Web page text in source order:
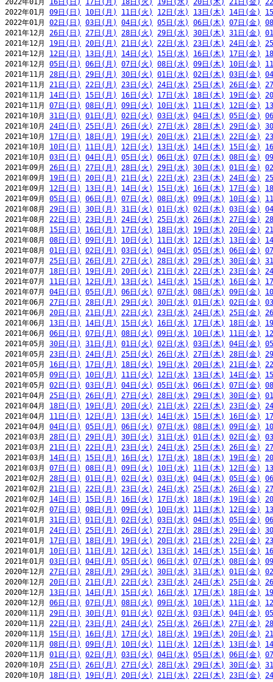
2022年01月 16日(日) 17日(月) 18日(火) 19日(水) 20日(木) 21日(金)
2022年01月 09日(日) 10日(月) 11日(火) 12日(水) 13日(木) 14日(金)
2022年01月 02日(日) 03日(月) 04日(火) 05日(水) 06日(木) 07日(金)
2021年12月 26日(日) 27日(月) 28日(火) 29日(水) 30日(木) 31日(金)
2021年12月 19日(日) 20日(月) 21日(火) 22日(水) 23日(木) 24日(金)
2021年12月 12日(日) 13日(月) 14日(火) 15日(水) 16日(木) 17日(金)
2021年12月 05日(日) 06日(月) 07日(火) 08日(水) 09日(木) 10日(金)
2021年11月 28日(日) 29日(月) 30日(火) 01日(水) 02日(木) 03日(金)
2021年11月 21日(日) 22日(月) 23日(火) 24日(水) 25日(木) 26日(金)
2021年11月 14日(日) 15日(月) 16日(火) 17日(水) 18日(木) 19日(金)
2021年11月 07日(日) 08日(月) 09日(火) 10日(水) 11日(木) 12日(金)
2021年10月 31日(日) 01日(月) 02日(火) 03日(水) 04日(木) 05日(金)
2021年10月 24日(日) 25日(月) 26日(火) 27日(水) 28日(木) 29日(金)
2021年10月 17日(日) 18日(月) 19日(火) 20日(水) 21日(木) 22日(金)
2021年10月 10日(日) 11日(月) 12日(火) 13日(水) 14日(木) 15日(金)
2021年10月 03日(日) 04日(月) 05日(火) 06日(水) 07日(木) 08日(金)
2021年09月 26日(日) 27日(月) 28日(火) 29日(水) 30日(木) 01日(金)
2021年09月 19日(日) 20日(月) 21日(火) 22日(水) 23日(木) 24日(金)
2021年09月 12日(日) 13日(月) 14日(火) 15日(水) 16日(木) 17日(金)
2021年09月 05日(日) 06日(月) 07日(火) 08日(水) 09日(木) 10日(金)
2021年08月 29日(日) 30日(月) 31日(火) 01日(水) 02日(木) 03日(金)
2021年08月 22日(日) 23日(月) 24日(火) 25日(水) 26日(木) 27日(金)
2021年08月 15日(日) 16日(月) 17日(火) 18日(水) 19日(木) 20日(金)
2021年08月 08日(日) 09日(月) 10日(火) 11日(水) 12日(木) 13日(金)
2021年08月 01日(日) 02日(月) 03日(火) 04日(水) 05日(木) 06日(金)
2021年07月 25日(日) 26日(月) 27日(火) 28日(水) 29日(木) 30日(金)
2021年07月 18日(日) 19日(月) 20日(火) 21日(水) 22日(木) 23日(金)
2021年07月 11日(日) 12日(月) 13日(火) 14日(水) 15日(木) 16日(金)
2021年07月 04日(日) 05日(月) 06日(火) 07日(水) 08日(木) 09日(金)
2021年06月 27日(日) 28日(月) 29日(火) 30日(水) 01日(木) 02日(金)
2021年06月 20日(日) 21日(月) 22日(火) 23日(水) 24日(木) 25日(金)
2021年06月 13日(日) 14日(月) 15日(火) 16日(水) 17日(木) 18日(金)
2021年06月 06日(日) 07日(月) 08日(火) 09日(水) 10日(木) 11日(金)
2021年05月 30日(日) 31日(月) 01日(火) 02日(水) 03日(木) 04日(金)
2021年05月 23日(日) 24日(月) 25日(火) 26日(水) 27日(木) 28日(金)
2021年05月 16日(日) 17日(月) 18日(火) 19日(水) 20日(木) 21日(金)
2021年05月 09日(日) 10日(月) 11日(火) 12日(水) 13日(木) 14日(金)
2021年05月 02日(日) 03日(月) 04日(火) 05日(水) 06日(木) 07日(金)
2021年04月 25日(日) 26日(月) 27日(火) 28日(水) 29日(木) 30日(金)
2021年04月 18日(日) 19日(月) 20日(火) 21日(水) 22日(木) 23日(金)
2021年04月 11日(日) 12日(月) 13日(火) 14日(水) 15日(木) 16日(金)
2021年04月 04日(日) 05日(月) 06日(火) 07日(水) 08日(木) 09日(金)
2021年03月 28日(日) 29日(月) 30日(火) 31日(水) 01日(木) 02日(金)
2021年03月 21日(日) 22日(月) 23日(火) 24日(水) 25日(木) 26日(金)
2021年03月 14日(日) 15日(月) 16日(火) 17日(水) 18日(木) 19日(金)
2021年03月 07日(日) 08日(月) 09日(火) 10日(水) 11日(木) 12日(金)
2021年02月 28日(日) 01日(月) 02日(火) 03日(水) 04日(木) 05日(金)
2021年02月 21日(日) 22日(月) 23日(火) 24日(水) 25日(木) 26日(金)
2021年02月 14日(日) 15日(月) 16日(火) 17日(水) 18日(木) 19日(金)
2021年02月 07日(日) 08日(月) 09日(火) 10日(水) 11日(木) 12日(金)
2021年01月 31日(日) 01日(月) 02日(火) 03日(水) 04日(木) 05日(金)
2021年01月 24日(日) 25日(月) 26日(火) 27日(水) 28日(木) 29日(金)
2021年01月 17日(日) 18日(月) 19日(火) 20日(水) 21日(木) 22日(金)
2021年01月 10日(日) 11日(月) 12日(火) 13日(水) 14日(木) 15日(金)
2021年01月 03日(日) 04日(月) 05日(火) 06日(水) 07日(木) 08日(金)
2020年12月 27日(日) 28日(月) 29日(火) 30日(水) 31日(木) 01日(金)
2020年12月 20日(日) 21日(月) 22日(火) 23日(水) 24日(木) 25日(金)
2020年12月 13日(日) 14日(月) 15日(火) 16日(水) 17日(木) 18日(金)
2020年12月 06日(日) 07日(月) 08日(火) 09日(水) 10日(木) 11日(金)
2020年11月 29日(日) 30日(月) 01日(火) 02日(水) 03日(木) 04日(金)
2020年11月 22日(日) 23日(月) 24日(火) 25日(水) 26日(木) 27日(金)
2020年11月 15日(日) 16日(月) 17日(火) 18日(水) 19日(木) 20日(金)
2020年11月 08日(日) 09日(月) 10日(火) 11日(水) 12日(木) 13日(金)
2020年11月 01日(日) 02日(月) 03日(火) 04日(水) 05日(木) 06日(金)
2020年10月 25日(日) 26日(月) 27日(火) 28日(水) 29日(木) 30日(金)
2020年10月 18日(日) 19日(月) 20日(火) 21日(水) 22日(木) 23日(金)